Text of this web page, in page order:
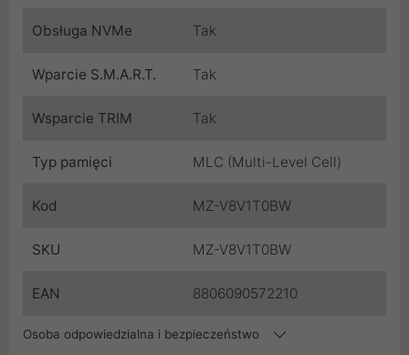
Obsługa NVMe Tak
Wparcie S.M.A.R.T. Tak
Wsparcie TRIM Tak
Typ pamięci MLC (Multi-Level Cell)
Kod MZ-V8V1T0BW
SKU MZ-V8V1T0BW
EAN 8806090572210
Osoba odpowiedzialna i bezpieczeństwo